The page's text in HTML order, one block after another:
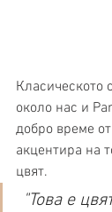
Класическото
около нас и
добро време
акцентира на
цвят.